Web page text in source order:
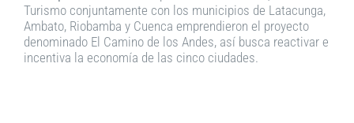
Turismo conjuntamente con los municipios de Latacunga,
Ambato, Riobamba y Cuenca emprendieron el proyecto
denominado El Camino de los Andes, así busca reactivar e
incentiva la economía de las cinco ciudades.